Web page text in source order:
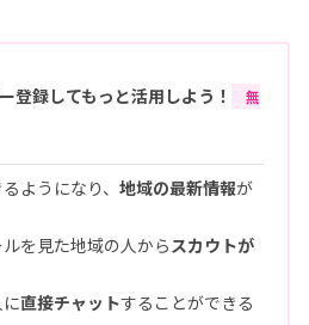
登録してもっと活用しよう！
無
ようになり、 地域の最新情報が
を見た地域の人から スカウトが
直接チャットすることができる